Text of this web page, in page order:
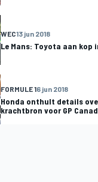
WEC13 jun 2018
Le Mans: Toyota aan kop
FORMULE 16 jun 2018
Honda onthult details
krachtbron voor GP